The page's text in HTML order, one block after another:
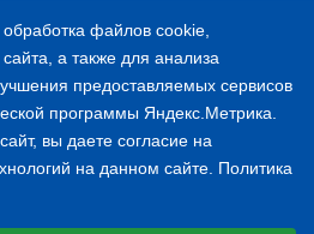
Карта сайта
ПОЛИКЛИНИКА
№ 5
файлов cookie,
а также для анализа
предоставляемых сервисов
программы Яндекс.Метрика.
вы даете согласие на
на данном сайте. Политика